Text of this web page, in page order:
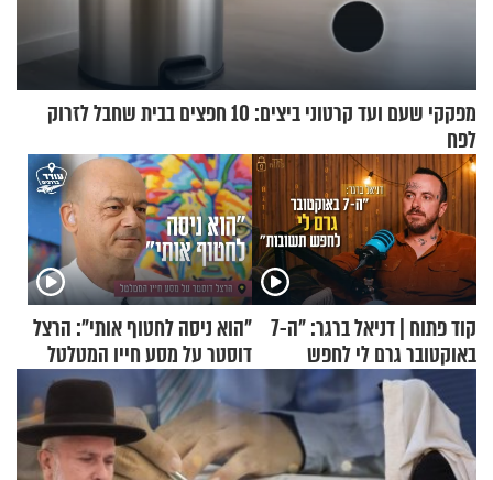
מפקקי שעם ועד קרטוני ביצים: 10 חפצים בבית שחבל לזרוק
לפח
קוד פתוח | דניאל ברגר: "ה-7
באוקטובר גרם לי לחפש
תשובות"
"הוא ניסה לחטוף אותי": הרצל
דוסטר על מסע חייו המטלטל